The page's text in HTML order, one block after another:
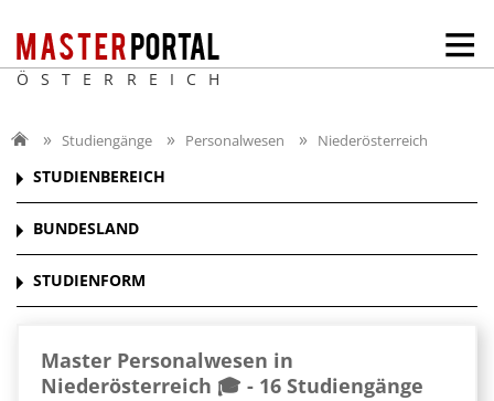
ÖSTERREICH
Studiengänge Personalwesen Niederösterreich
STUDIENBEREICH
BUNDESLAND
STUDIENFORM
Master Personalwesen in
Niederösterreich 🎓 - 16 Studiengänge